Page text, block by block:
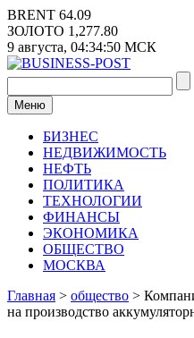
Перейти
к
содержимому
BRENT 64.09
ЗОЛОТО 1,277.80
9 августа, 04:34:51 МСК
Меню
БИЗНЕС
НЕДВИЖИМОСТЬ
НЕФТЬ
ПОЛИТИКА
ТЕХНОЛОГИИ
ФИНАНСЫ
ЭКОНОМИКА
ОБЩЕСТВО
МОСКВА
Главная > общество >
на производство